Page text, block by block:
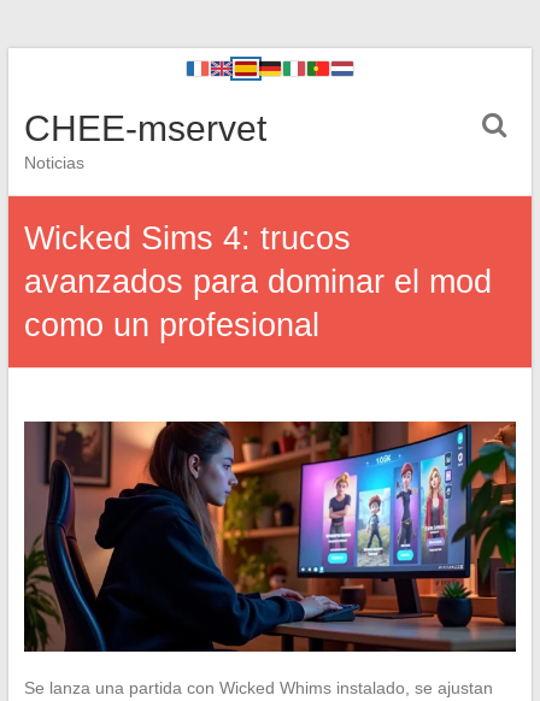
CHEE-mservet
Noticias
Wicked Sims 4: trucos
avanzados para dominar el mod
como un profesional
Se lanza una partida con Wicked Whims instalado, se ajustan